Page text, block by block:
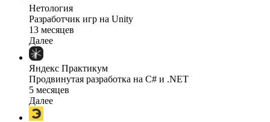
Нетология
Разработчик игр на Unity
13 месяцев
Далее
Яндекс Практикум
Продвинутая разработка на C# и .NET
5 месяцев
Далее